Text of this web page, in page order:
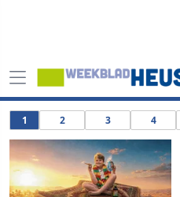
1 2 3 4